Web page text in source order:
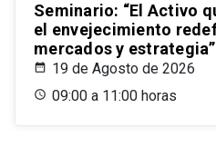
Seminario: “El Activo
el envejecimiento
mercados y estrategia”
19 de Agosto de 2026
09:00 a 11:00 horas